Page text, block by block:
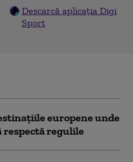
Descarcă aplicația Digi
Sport
europene unde
regulile